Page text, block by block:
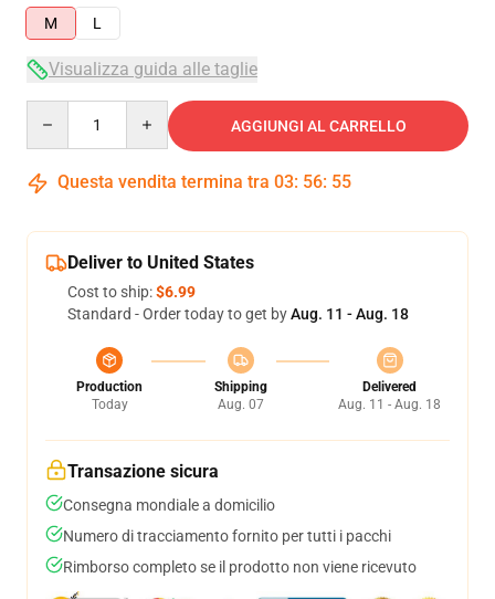
M
L
Visualizza guida alle taglie
AGGIUNGI AL CARRELLO
Questa vendita termina tra 03: 56: 54
Deliver to United States
Cost to ship:$6.99
Standard - Order today to get byAug. 11 - Aug. 18
Production
Today
Shipping
Aug. 07
Delivered
Aug. 11 - Aug. 18
Transazione sicura
Consegna mondiale a domicilio
Numero di tracciamento fornito per tutti i pacchi
Rimborso completo se il prodotto non viene ricevuto